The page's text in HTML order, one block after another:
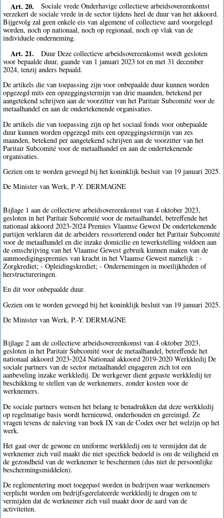
Art. 20.
Sociale vrede Onderhavige collectieve arbeidsovereenkomst
verzekert de sociale vrede in de sector tijdens heel de duur van het akkoord.
Bijgevolg zal geen enkele eis van algemene of collectieve aard voorgelegd
worden, noch op nationaal, noch op regionaal, noch op vlak van de
individuele onderneming.
Art. 21.
Duur Deze collectieve arbeidsovereenkomst wordt gesloten
voor bepaalde duur, gaande van 1 januari 2023 tot en met 31 december
2024, tenzij anders bepaald.
De artikels die van toepassing zijn voor onbepaalde duur kunnen worden
opgezegd mits een opzeggingstermijn van drie maanden, betekend per
aangetekend schrijven aan de voorzitter van het Paritair Subcomité voor de
metaalhandel en aan de ondertekenende organisaties.
De artikels die van toepassing zijn op het sociaal fonds voor onbepaalde
duur kunnen worden opgezegd mits een opzeggingstermijn van zes
maanden, betekend per aangetekend schrijven aan de voorzitter van het
Paritair Subcomité voor de metaalhandel en aan de ondertekenende
organisaties.
Gezien om te worden gevoegd bij het koninklijk besluit van 19 januari 2025.
De Minister van Werk, P.-Y. DERMAGNE
Bijlage 1 aan de collectieve arbeidsovereenkomst van 4 oktober 2023,
gesloten in het Paritair Subcomité voor de metaalhandel, betreffende het
nationaal akkoord 2023-2024 Premies Vlaamse Gewest De ondertekenende
partijen verklaren dat de arbeiders ressorterend onder het Paritair Subcomité
voor de metaalhandel en die inzake domicilie en tewerkstelling voldoen aan
de omschrijving van het Vlaamse Gewest gebruik kunnen maken van de
aanmoedigingspremies van kracht in het Vlaamse Gewest namelijk : -
Zorgkrediet; - Opleidingskrediet; - Ondernemingen in moeilijkheden of
herstructureringen.
En dit voor onbepaalde duur.
Gezien om te worden gevoegd bij het koninklijk besluit van 19 januari 2025.
De Minister van Werk, P.-Y. DERMAGNE
Bijlage 2 aan de collectieve arbeidsovereenkomst van 4 oktober 2023,
gesloten in het Paritair Subcomité voor de metaalhandel, betreffende het
nationaal akkoord 2023-2024 Nationaal akkoord 2019-2020 Werkkledij De
sociale partners van de sector metaalhandel engageren zich tot een
aanbeveling inzake werkkledij. De werkgever dient gepaste werkkledij ter
beschikking te stellen van de werknemers, zonder kosten voor de
werknemers.
De sociale partners wensen het belang te benadrukken dat deze werkkledij
op regelmatige basis wordt hernieuwd, onderhouden en gereinigd. Ze
vragen tevens de naleving van boek IX van de Codex over het welzijn op het
werk.
Het gaat over de gewone en uniforme werkkledij om te vermijden dat de
werknemer zich vuil maakt die niet specifiek bedoeld is om de veiligheid en
de gezondheid van de werknemer te beschermen (dus niet de persoonlijke
beschermingsmiddelen).
De reglementering moet toegepast worden in bedrijven waar werknemers
verplicht worden om bedrijfsgerelateerde werkkledij te dragen om te
vermijden dat de werknemer zich vuil maakt door de aard van de
activiteiten.